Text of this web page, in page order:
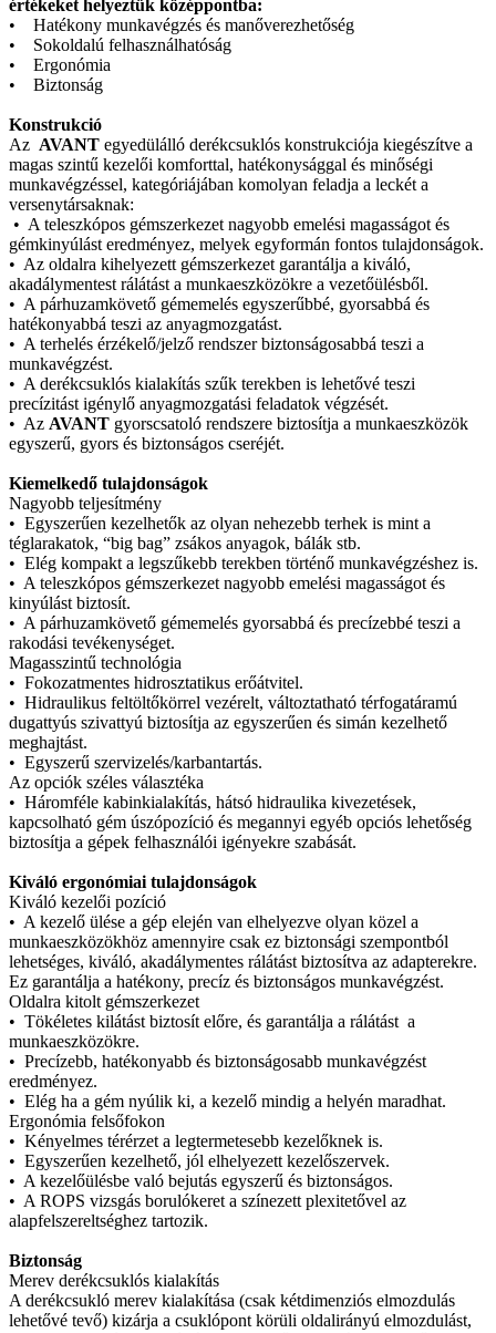
értékeket helyeztük középpontba:
• Hatékony munkavégzés és manőverezhetőség
• Sokoldalú felhasználhatóság
• Ergonómia
• Biztonság
Konstrukció
Az AVANT egyedülálló derékcsuklós konstrukciója kiegészítve a
magas szintű kezelői komforttal, hatékonysággal és minőségi
munkavégzéssel, kategóriájában komolyan feladja a leckét a
versenytársaknak:
• A teleszkópos gémszerkezet nagyobb emelési magasságot és
gémkinyúlást eredményez, melyek egyformán fontos tulajdonságok.
• Az oldalra kihelyezett gémszerkezet garantálja a kiváló,
akadálymentest rálátást a munkaeszközökre a vezetőülésből.
• A párhuzamkövető gémemelés egyszerűbbé, gyorsabbá és
hatékonyabbá teszi az anyagmozgatást.
• A terhelés érzékelő/jelző rendszer biztonságosabbá teszi a
munkavégzést.
• A derékcsuklós kialakítás szűk terekben is lehetővé teszi
precízitást igénylő anyagmozgatási feladatok végzését.
• Az AVANT gyorscsatoló rendszere biztosítja a munkaeszközök
egyszerű, gyors és biztonságos cseréjét.
Kiemelkedő tulajdonságok
Nagyobb teljesítmény
• Egyszerűen kezelhetők az olyan nehezebb terhek is mint a
téglarakatok, “big bag” zsákos anyagok, bálák stb.
• Elég kompakt a legszűkebb terekben történő munkavégzéshez is.
• A teleszkópos gémszerkezet nagyobb emelési magasságot és
kinyúlást biztosít.
• A párhuzamkövető gémemelés gyorsabbá és precízebbé teszi a
rakodási tevékenységet.
Magasszintű technológia
• Fokozatmentes hidrosztatikus erőátvitel.
• Hidraulikus feltöltőkörrel vezérelt, változtatható térfogatáramú
dugattyús szivattyú biztosítja az egyszerűen és simán kezelhető
meghajtást.
• Egyszerű szervizelés/karbantartás.
Az opciók széles választéka
• Háromféle kabinkialakítás, hátsó hidraulika kivezetések,
kapcsolható gém úszópozíció és megannyi egyéb opciós lehetőség
biztosítja a gépek felhasználói igényekre szabását.
Kiváló ergonómiai tulajdonságok
Kiváló kezelői pozíció
• A kezelő ülése a gép elején van elhelyezve olyan közel a
munkaeszközökhöz amennyire csak ez biztonsági szempontból
lehetséges, kiváló, akadálymentes rálátást biztosítva az adapterekre.
Ez garantálja a hatékony, precíz és biztonságos munkavégzést.
Oldalra kitolt gémszerkezet
• Tökéletes kilátást biztosít előre, és garantálja a rálátást a
munkaeszközökre.
• Precízebb, hatékonyabb és biztonságosabb munkavégzést
eredményez.
• Elég ha a gém nyúlik ki, a kezelő mindig a helyén maradhat.
Ergonómia felsőfokon
• Kényelmes térérzet a legtermetesebb kezelőknek is.
• Egyszerűen kezelhető, jól elhelyezett kezelőszervek.
• A kezelőülésbe való bejutás egyszerű és biztonságos.
• A ROPS vizsgás borulókeret a színezett plexitetővel az
alapfelszereltséghez tartozik.
Biztonság
Merev derékcsuklós kialakítás
A derékcsukló merev kialakítása (csak kétdimenziós elmozdulás
lehetővé tevő) kizárja a csuklópont körüli oldalirányú elmozdulást,